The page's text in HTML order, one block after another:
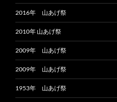
2016年 山あげ祭
2010年 山あげ祭
2009年 山あげ祭
2009年 山あげ祭
1953年 山あげ祭